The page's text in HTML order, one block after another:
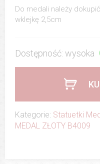
Do medali należy
wklejkę 2,5cm
Dostępność: wysoka
Kategorie: Statuetki
MEDAL ZŁOTY B4009